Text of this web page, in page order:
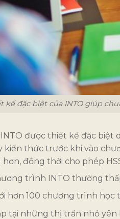
kế đặc biệt của INTO giúp
được thiết kế đặc biệt
kiến thức trước khi vào
hơn, đồng thời cho phép
trình INTO thường
hơn 100 chương trình
tại những thị trấn nhỏ